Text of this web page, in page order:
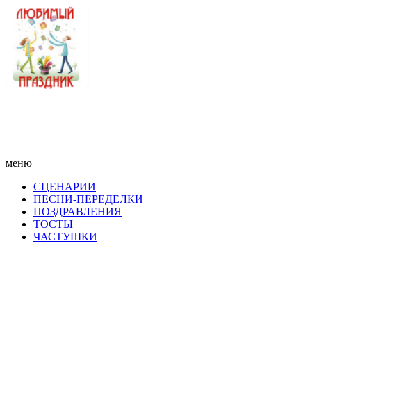
меню
СЦЕНАРИИ
ПЕСНИ-ПЕРЕДЕЛКИ
ПОЗДРАВЛЕНИЯ
ТОСТЫ
ЧАСТУШКИ